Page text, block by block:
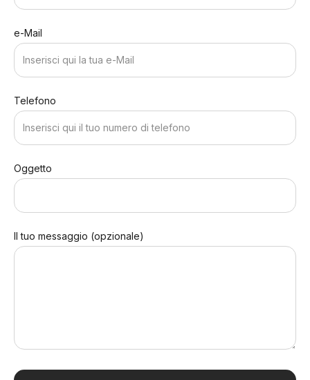
e-Mail
Telefono
Oggetto
Il tuo messaggio (opzionale)